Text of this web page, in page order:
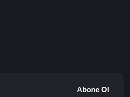
Abone Ol